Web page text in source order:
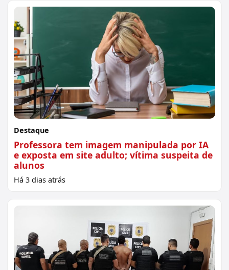
Destaque
Professora tem imagem manipulada por IA
e exposta em site adulto; vítima suspeita de
alunos
Há 3 dias atrás